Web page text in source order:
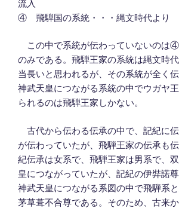
流入
④ 飛騨国の系統・・・縄文時代より
この中で系統が伝わっていないのは
のみである。飛騨王家の系統は縄文時
当長いと思われるが、その系統が全く伝
神武天皇につながる系統の中でウガヤ
られるのは飛騨王家しかない。
古代から伝わる伝承の中で、記紀に
が伝わっていたが、飛騨王家の伝承も
紀伝承は女系で、飛騨王家は男系で、
皇につながっていたが、記紀の伊弉諾
神武天皇につながる系図の中で飛騨系
茅草葺不合尊である。そのため、古来